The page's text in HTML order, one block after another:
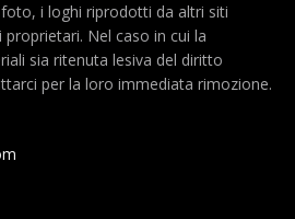
i loghi riprodotti da altri siti
Nel caso in cui la
sia ritenuta lesiva del diritto
per la loro immediata rimozione.